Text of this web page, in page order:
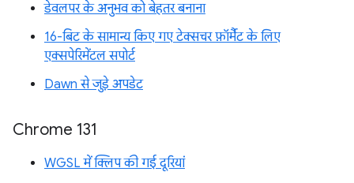
डेवलपर के अनुभव को बेहतर बनाना
16-बिट के सामान्य किए गए टेक्सचर फ़ॉर्मैट के लिए
एक्सपेरिमेंटल सपोर्ट
Dawn से जुड़े अपडेट
Chrome 131
WGSL में क्लिप की गई दूरियां